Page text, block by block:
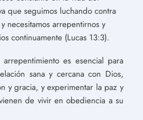
que seguimos luchando contra
necesitamos arrepentirnos y
continuamente (Lucas 13:3).
es esencial para
sana y cercana con Dios,
y gracia, y experimentar la paz y
de vivir en obediencia a su